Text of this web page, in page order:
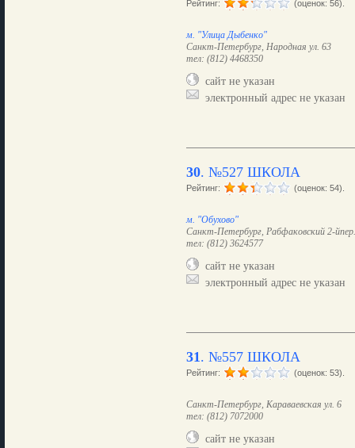
Рейтинг: (оценок: 56).
м. "Улица Дыбенко"
Санкт-Петербург, Народная ул. 63
тел: (812) 4468350
сайт не указан
электронный адрес не указан
30. №527 ШКОЛА
Рейтинг: (оценок: 54).
м. "Обухово"
Санкт-Петербург, Рабфаковский 2-
тел: (812) 3624577
сайт не указан
электронный адрес не указан
31. №557 ШКОЛА
Рейтинг: (оценок: 53).
Санкт-Петербург, Караваевская ул. 6
тел: (812) 7072000
сайт не указан